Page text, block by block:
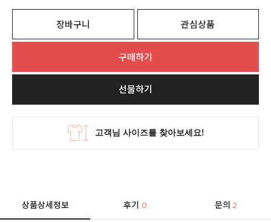
장바구니 관심상품
구매하기
선물하기
상품상세정보 후기0 문의 2